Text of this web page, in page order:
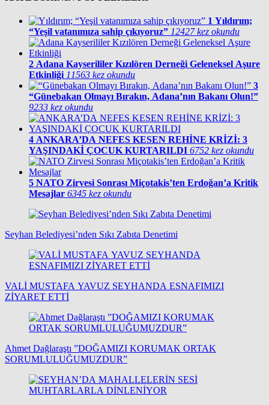
1 Yıldırım;
“Yeşil vatanımıza sahip çıkıyoruz” 12427 kez okundu
2 Adana Kayserililer Kızılören Derneği Geleneksel Aşure
Etkinliği 11563 kez okundu
3
“Günebakan Olmayı Bırakın, Adana’nın Bakanı Olun!”
9233 kez okundu
4 ANKARA’DA NEFES KESEN REHİNE KRİZİ: 3
YAŞINDAKİ ÇOCUK KURTARILDI 6752 kez okundu
5 NATO Zirvesi Sonrası Miçotakis’ten Erdoğan’a Kritik
Mesajlar 6345 kez okundu
Seyhan Belediyesi’nden Sıkı Zabıta Denetimi
VALİ MUSTAFA YAVUZ SEYHANDA ESNAFIMIZI
ZİYARET ETTİ
Ahmet Dağlaraştı ”DOĞAMIZI KORUMAK ORTAK
SORUMLULUĞUMUZDUR”